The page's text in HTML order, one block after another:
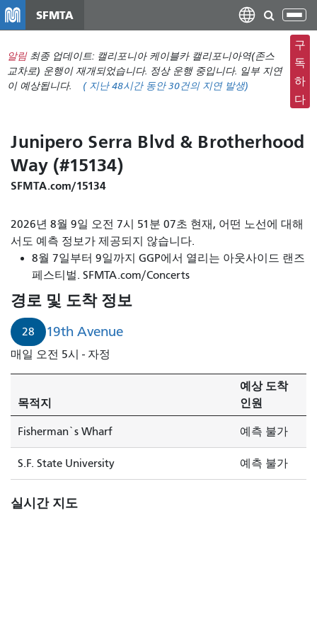
텐
츠
로
뛰
SFMTA
탐
색
메
뉴
전
환
알림 최종 업데이트: 캘리포니아 케이블카 캘리포니아역(존스
교차로) 운행이 재개되었습니다. 정상 운행 중입니다. 일부 지연
이 예상됩니다.
( 지난 48시간 동안30건의 지연 발생)
구
독
하
다
Junipero Serra Blvd & Brotherhood
Way (#15134)
SFMTA.com/15134
2026년 8월 9일 오전 7시 51분 07초 현재, 어떤 노선에 대해
서도 예측 정보가 제공되지 않습니다.
8월 7일부터 9일까지 GGP에서 열리는 아웃사이드 랜즈
페스티벌. SFMTA.com/Concerts
경로 및 도착 정보
28 19th Avenue
매일 오전 5시 - 자정
목적지
예상 도착
인원
Fisherman`s Wharf 예측 불가
S.F. State University 예측 불가
실시간 지도